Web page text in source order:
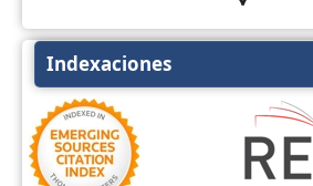
Indexaciones